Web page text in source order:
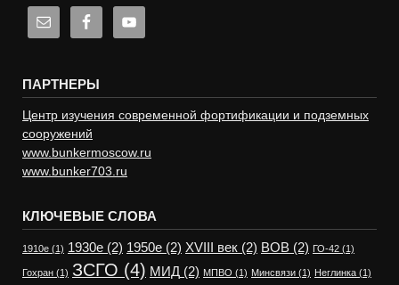
ПАРТНЕРЫ
Центр изучения современной фортификации и подземных
сооружений
www.bunkermoscow.ru
www.bunker703.ru
КЛЮЧЕВЫЕ СЛОВА
1910е (1) 1930е (2) 1950е (2) XVIII век (2) ВОВ (2) ГО-42 (1)
Гохран (1) ЗСГО (4) МИД (2) МПВО (1) Минсвязи (1) Неглинка (1)